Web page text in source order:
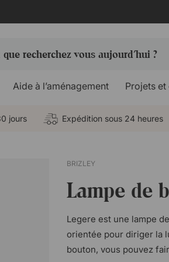
Aide à l’aménagement Projets et
jours Expédition sous 24 heures
BRIZLEY
Lampe de
Legere est une lampe
orientée pour diriger la
bouton, vous pouvez